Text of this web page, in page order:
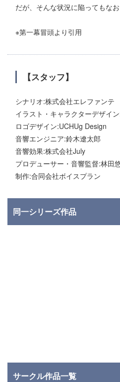
だが、そんな状況に陥ってもな
※第一幕冒頭より引用
【スタッフ】
シナリオ:株式会社エレファンテ
イラスト・キャラクターデザイ
ロゴデザイン:UCHUg Design
音響エンジニア:鈴木遼太郎
音響効果:株式会社July
プロデューサー・音響監督:林田
制作:合同会社ボイスプラン
同一シリーズ作品
サークル作品一覧